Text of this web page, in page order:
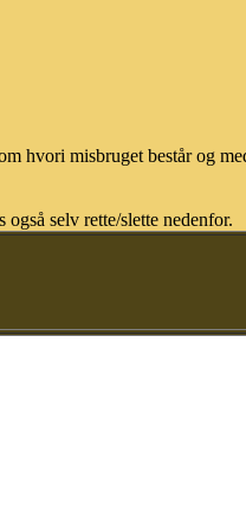
hvori misbruget består og
selv rette/slette nedenfor.